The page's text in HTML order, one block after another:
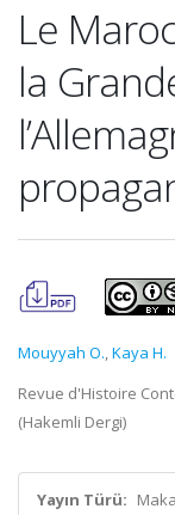
Le
la
Mouyyah O.,Kaya H.
Revue d'Histoire
(Hakemli Dergi)
Yayın Türü: